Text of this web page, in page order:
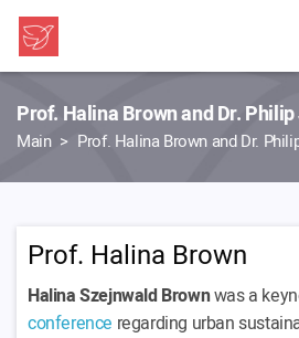
Prof. Halina Brown and Dr.
Main Prof. Halina Brown and Dr.
Prof. Halina Brown
Halina Szejnwald Brownwas a
conference regarding urban